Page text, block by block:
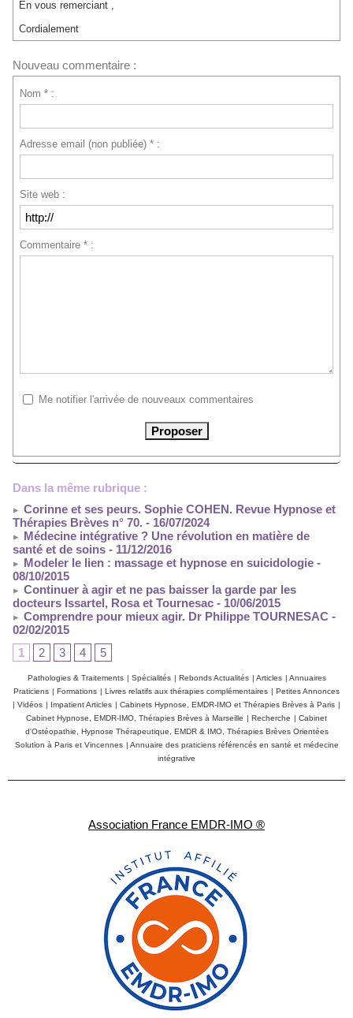
Association France EMDR-IMO ®
En vous remerciant ,
Cordialement
Nouveau commentaire :
Nom * :
Adresse email (non publiée) * :
Site web :
Commentaire * :
Me notifier l'arrivée de nouveaux commentaires
Dans la même rubrique :
Corinne et ses peurs. Sophie COHEN. Revue Hypnose et
Thérapies Brèves n° 70. - 16/07/2024
Médecine intégrative ? Une révolution en matière de
santé et de soins - 11/12/2016
Modeler le lien : massage et hypnose en suicidologie -
08/10/2015
Continuer à agir et ne pas baisser la garde par les
docteurs Issartel, Rosa et Tournesac - 10/06/2015
Comprendre pour mieux agir. Dr Philippe TOURNESAC -
02/02/2015
1
2 3 4 5
Pathologies & Traitements | Spécialités | Rebonds Actualités | Articles | Annuaires
Praticiens | Formations | Livres relatifs aux thérapies complémentaires | Petites Annonces
| Vidéos | Impatient Articles | Cabinets Hypnose, EMDR-IMO et Thérapies Brèves à Paris |
Cabinet Hypnose, EMDR-IMO, Thérapies Brèves à Marseille | Recherche | Cabinet
d'Ostéopathie, Hypnose Thérapeutique, EMDR & IMO, Thérapies Brèves Orientées
Solution à Paris et Vincennes | Annuaire des praticiens référencés en santé et médecine
intégrative